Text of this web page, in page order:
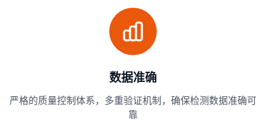
数据准确
严格的质量控制体系，多重验证机制，确保检测数据准确可
靠